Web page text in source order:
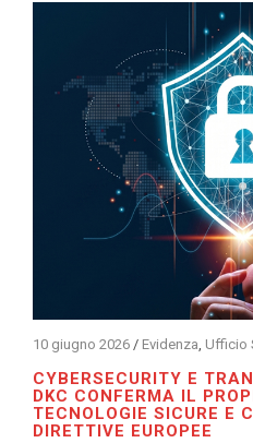
10 giugno 2026 / Evidenza, Ufficio
CYBERSECURITY E
DKC CONFERMA IL
TECNOLOGIE SICURE E
DIRETTIVE EUROPEE